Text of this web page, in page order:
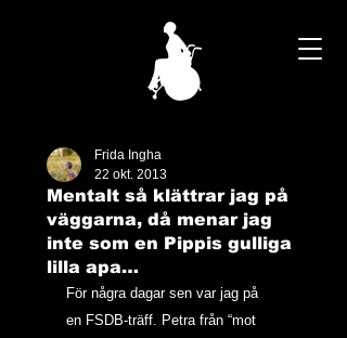
Mentalt så klättrar jag på
väggarna, då menar jag
inte som en Pippis gulliga
lilla apa…
Frida Ingha
22 okt. 2013
För några dagar sen var jag på
en FSDB-träff. Petra från “mot